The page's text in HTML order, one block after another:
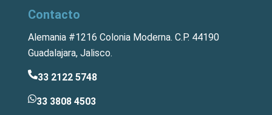
Contacto
Alemania #1216 Colonia Moderna. C.P. 44190
Guadalajara, Jalisco.
33 2122 5748
33 3808 4503